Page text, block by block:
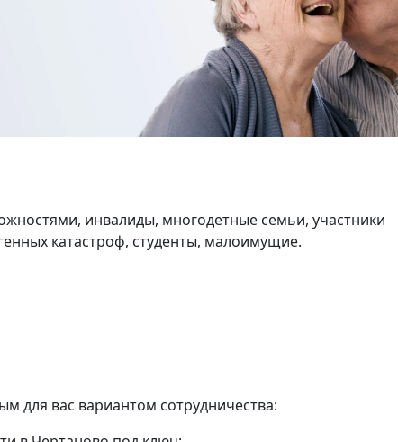
инвалиды, многодетные семьи, участники
катастроф, студенты, малоимущие.
для вас вариантом сотрудничества: